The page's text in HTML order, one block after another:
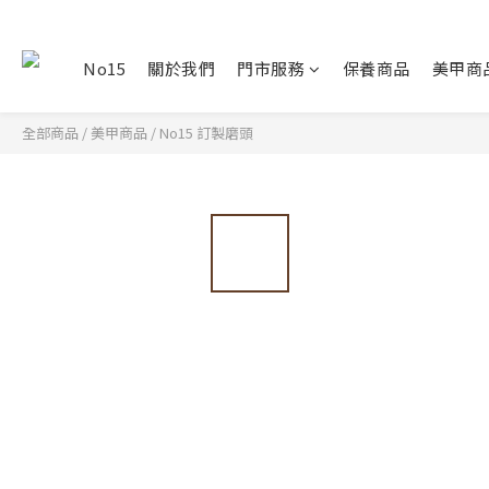
No15 關於我們 門市服務 保養商品 美甲商
全部商品 / 美甲商品 / No15 訂製磨頭